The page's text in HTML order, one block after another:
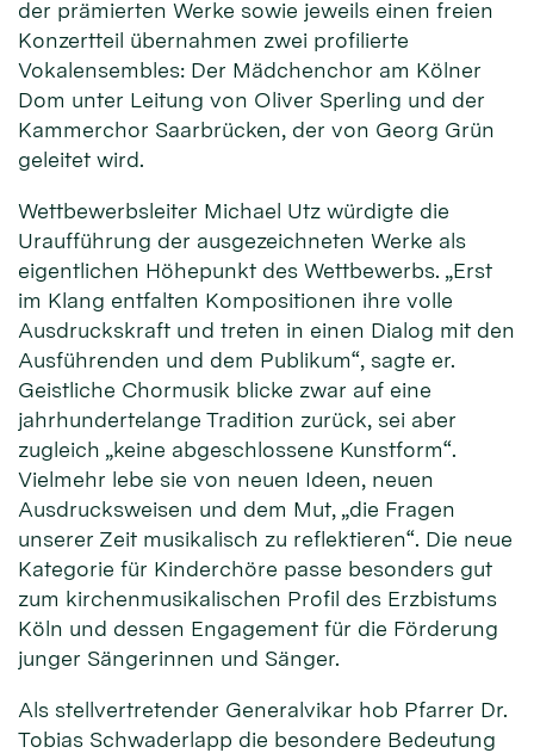
der prämierten Werke sowie jeweils einen freien
Konzertteil übernahmen zwei profilierte
Vokalensembles: Der Mädchenchor am Kölner
Dom unter Leitung von Oliver Sperling und der
Kammerchor Saarbrücken, der von Georg Grün
geleitet wird.
Wettbewerbsleiter Michael Utz würdigte die
Uraufführung der ausgezeichneten Werke als
eigentlichen Höhepunkt des Wettbewerbs. „Erst
im Klang entfalten Kompositionen ihre volle
Ausdruckskraft und treten in einen Dialog mit den
Ausführenden und dem Publikum“, sagte er.
Geistliche Chormusik blicke zwar auf eine
jahrhundertelange Tradition zurück, sei aber
zugleich „keine abgeschlossene Kunstform“.
Vielmehr lebe sie von neuen Ideen, neuen
Ausdrucksweisen und dem Mut, „die Fragen
unserer Zeit musikalisch zu reflektieren“. Die neue
Kategorie für Kinderchöre passe besonders gut
zum kirchenmusikalischen Profil des Erzbistums
Köln und dessen Engagement für die Förderung
junger Sängerinnen und Sänger.
Als stellvertretender Generalvikar hob Pfarrer Dr.
Tobias Schwaderlapp die besondere Bedeutung